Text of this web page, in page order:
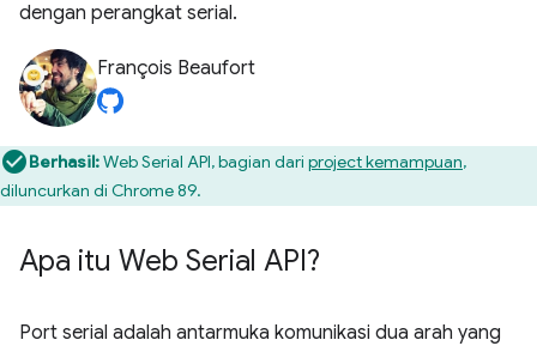
dengan perangkat serial.
François Beaufort
Berhasil:Web Serial API, bagian dari project kemampuan,
diluncurkan di Chrome 89.
Apa itu Web Serial API?
Port serial adalah antarmuka komunikasi dua arah yang